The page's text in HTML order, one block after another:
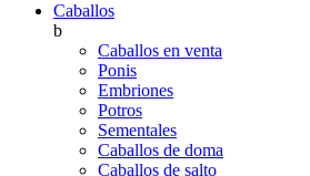
Caballos
b
Caballos en venta
Ponis
Embriones
Potros
Sementales
Caballos de doma
Caballos de salto